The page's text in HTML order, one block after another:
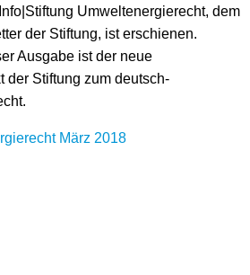
Umweltenergierecht, dem
der Stiftung, ist erschienen.
Ausgabe ist der neue
der Stiftung zum deutsch-
März 2018